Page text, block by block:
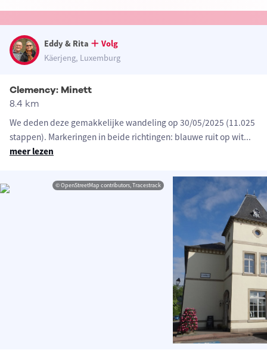
Eddy & Rita
Volg
Käerjeng, Luxemburg
Clemency: Minett
8.4 km
We deden deze gemakkelijke wandeling op 30/05/2025 (11.025
stappen). Markeringen in beide richtingen: blauwe ruit op wit...
meer lezen
© OpenStreetMap contributors, Tracestrack